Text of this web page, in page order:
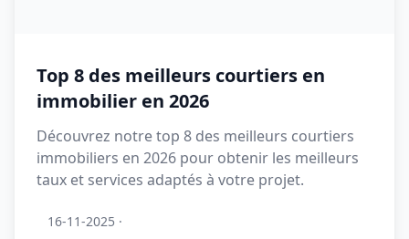
Top 8 des meilleurs courtiers en
immobilier en 2026
Découvrez notre top 8 des meilleurs courtiers
immobiliers en 2026 pour obtenir les meilleurs
taux et services adaptés à votre projet.
16-11-2025 ·